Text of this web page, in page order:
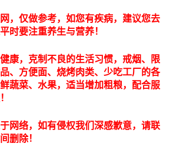
，仅做参考，如您有疾病，建议您去
时要注重养生与营养！
康，克制不良的生活习惯，戒烟、限
、方便面、烧烤肉类、少吃工厂的各
蔬菜、水果，适当增加粗粮，配合服
网络，如有侵权我们深感歉意，请联
删除！